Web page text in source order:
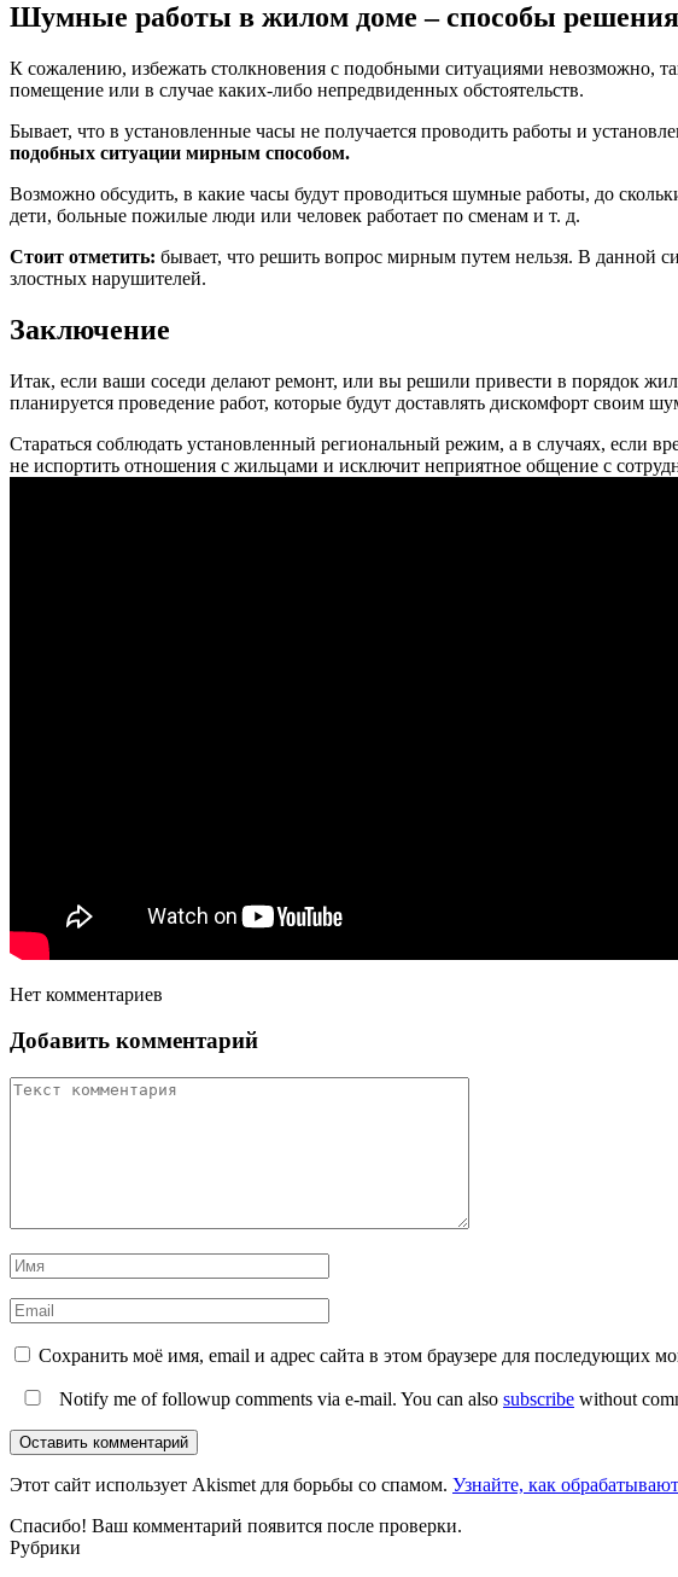
Шумные работы в жилом доме – способы
К сожалению, избежать столкновения с подобными ситуациями невозможно,
помещение или в случае каких-либо непредвиденных обстоятельств.
Бывает, что в установленные часы не получается проводить работы и
подобных ситуации мирным способом.
Возможно обсудить, в какие часы будут проводиться шумные работы, до
дети, больные пожилые люди или человек работает по сменам и т. д.
Стоит отметить: бывает, что решить вопрос мирным путем нельзя. В данной
злостных нарушителей.
Заключение
Итак, если ваши соседи делают ремонт, или вы решили привести в порядок
планируется проведение работ, которые будут доставлять дискомфорт своим
Стараться соблюдать установленный региональный режим, а в случаях, если
не испортить отношения с жильцами и исключит неприятное общение с
Нет комментариев
Добавить комментарий
Сохранить моё имя, email и адрес сайта в этом браузере для последующих
Notify me of followup comments via e-mail. You can also subscribe without
Оставить комментарий
Этот сайт использует Akismet для борьбы со спамом. Узнайте, как
Спасибо! Ваш комментарий появится после проверки.
Рубрики